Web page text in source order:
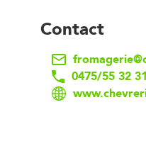
Contact
0475/55 32 31